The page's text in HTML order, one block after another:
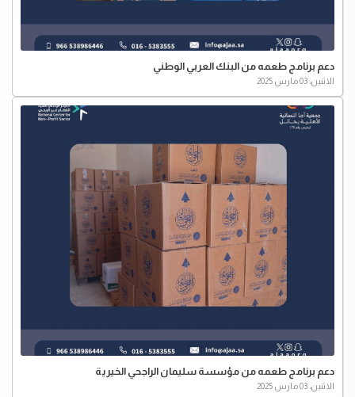
دعم برنامج طعمه من البنك العربي الوطني
الاثنين، 03 مارس 2025
دعم برنامج طعمه من مؤسسة سليمان الراجحي الخيرية⁩
الاثنين، 03 مارس 2025